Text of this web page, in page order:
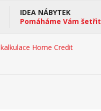
IDEA NÁBYTEK
Pomáháme Vám šetřit
kalkulace Home Credit